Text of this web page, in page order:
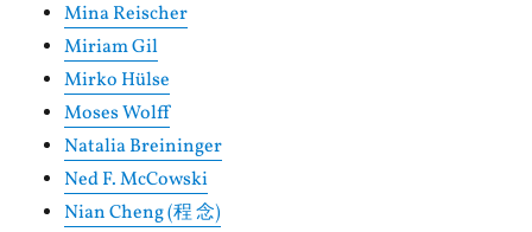
Mina Reischer
Miriam Gil
Mirko Hülse
Moses Wolff
Natalia Breininger
Ned F. McCowski
Nian Cheng (程 念)